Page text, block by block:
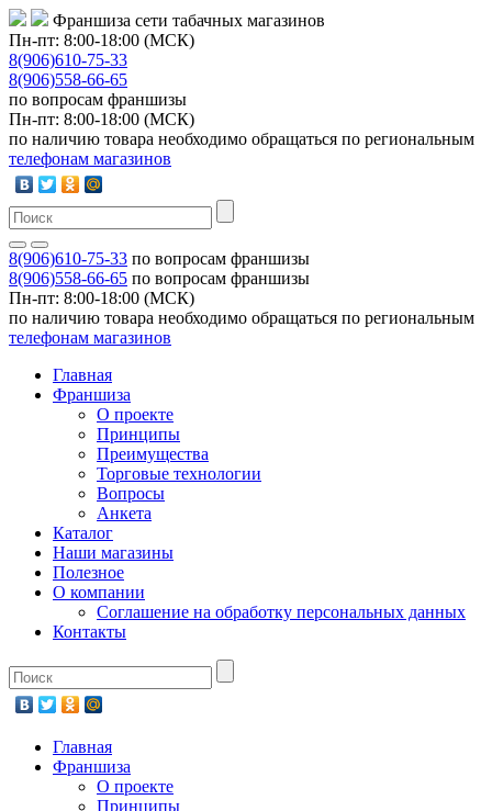
Франшиза сети табачных магазинов
Пн-пт: 8:00-18:00 (МСК)
8(906)610-75-33
8(906)558-66-65
по вопросам франшизы
Пн-пт: 8:00-18:00 (МСК)
по наличию товара необходимо обращаться по региональным
телефонам магазинов
8(906)610-75-33 по вопросам франшизы
8(906)558-66-65 по вопросам франшизы
Пн-пт: 8:00-18:00 (МСК)
по наличию товара необходимо обращаться по региональным
телефонам магазинов
Главная
Франшиза
О проекте
Принципы
Преимущества
Торговые технологии
Вопросы
Анкета
Каталог
Наши магазины
Полезное
О компании
Соглашение на обработку персональных данных
Контакты
Главная
Франшиза
О проекте
Принципы